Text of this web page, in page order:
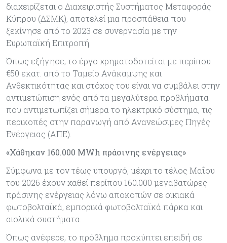
διαχειρίζεται ο Διαχειριστής Συστήματος Μεταφοράς
Κύπρου (ΔΣΜΚ), αποτελεί μια προσπάθεια που
ξεκίνησε από το 2023 σε συνεργασία με την
Ευρωπαϊκή Επιτροπή.
Όπως εξήγησε, το έργο χρηματοδοτείται με περίπου
€50 εκατ. από το Ταμείο Ανάκαμψης και
Ανθεκτικότητας και στόχος του είναι να συμβάλει στην
αντιμετώπιση ενός από τα μεγαλύτερα προβλήματα
που αντιμετωπίζει σήμερα το ηλεκτρικό σύστημα, τις
περικοπές στην παραγωγή από Ανανεώσιμες Πηγές
Ενέργειας (ΑΠΕ).
«Χάθηκαν 160.000 MWh πράσινης ενέργειας»
Σύμφωνα με τον τέως υπουργό, μέχρι το τέλος Μαΐου
του 2026 έχουν χαθεί περίπου 160.000 μεγαβατώρες
πράσινης ενέργειας λόγω αποκοπών σε οικιακά
φωτοβολταϊκά, εμπορικά φωτοβολταϊκά πάρκα και
αιολικά συστήματα.
Όπως ανέφερε, το πρόβλημα προκύπτει επειδή σε